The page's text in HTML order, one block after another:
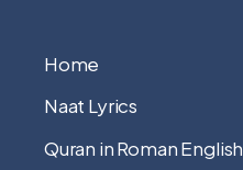
Home
Naat Lyrics
Quran in Roman English